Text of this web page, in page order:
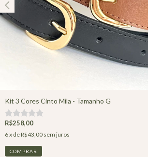
Kit 3 Cores Cinto Mila - Tamanho G
R$258,00
6x deR$43,00 sem juros